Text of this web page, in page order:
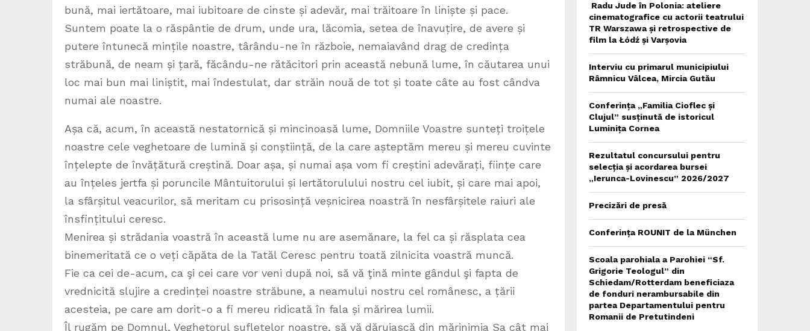
bună, mai iertătoare, mai iubitoare de cinste și adevăr, mai trăitoare în liniște și pace.
Suntem poate la o răspântie de drum, unde ura, lăcomia, setea de înavuțire, de avere și
putere întunecă mințile noastre, târându-ne în războie, nemaiavând drag de credința
străbună, de neam și țară, făcându-ne rătăcitori prin această nebună lume, în căutarea unui
loc mai bun mai liniștit, mai îndestulat, dar străin nouă de tot și toate câte au fost cândva
numai ale noastre.
Așa că, acum, în această nestatornică și mincinoasă lume, Domniile Voastre sunteți troițele
noastre cele veghetoare de lumină și conștiință, de la care așteptăm mereu și mereu cuvinte
înțelepte de învățătură creștină. Doar așa, și numai așa vom fi creștini adevărați, ființe care
au înțeles jertfa și poruncile Mântuitorului și Iertătorulului nostru cel iubit, și care mai apoi,
la sfârșitul veacurilor, să meritam cu prisosință veșnicirea noastră în nesfârșitele raiuri ale
însfințitului ceresc.
Menirea și strădania voastră în această lume nu are asemănare, la fel ca și răsplata cea
binemeritată ce o veți căpăta de la Tatăl Ceresc pentru toată zilnicita voastră muncă.
Fie ca cei de-acum, ca şi cei care vor veni după noi, să vă ţină minte gândul şi fapta de
vrednicită slujire a credinței noastre străbune, a neamului nostru cel românesc, a țării
acesteia, pe care am dorit-o a fi mereu ridicată în fala și mărirea lumii.
Îl rugăm pe Domnul, Veghetorul sufletelor noastre, să vă dăruiască din mărinimia Sa cât mai
Radu Jude în Polonia: ateliere
cinematografice cu actorii teatrului
TR Warszawa și retrospective de
film la Łódź și Varșovia
Interviu cu primarul municipiului
Râmnicu Vâlcea, Mircia Gutău
Conferința „Familia Cioflec și
Clujul” susținută de istoricul
Luminița Cornea
Rezultatul concursului pentru
selecția și acordarea bursei
„Ierunca-Lovinescu” 2026/2027
Precizări de presă
Conferința ROUNIT de la München
Scoala parohiala a Parohiei “Sf.
Grigorie Teologul” din
Schiedam/Rotterdam beneficiaza
de fonduri nerambursabile din
partea Departamentului pentru
Romanii de Pretutindeni